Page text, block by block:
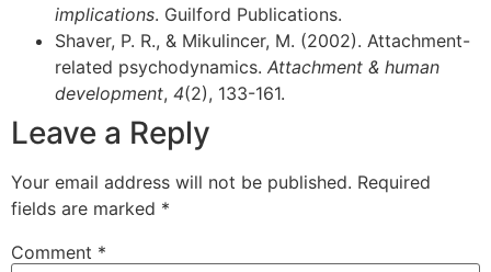
implications. Guilford Publications.
Shaver, P. R., & Mikulincer, M. (2002). Attachment-
related psychodynamics. Attachment & human
development, 4(2), 133-161.
Leave a Reply
Your email address will not be published. Required
fields are marked *
Comment *